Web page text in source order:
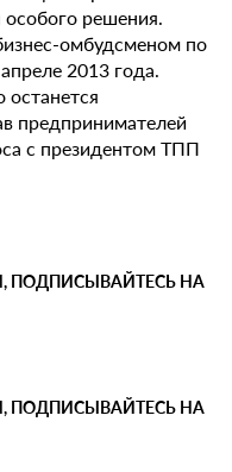
решения.
омбудсменом по
2013 года.
предпринимателей
с президентом ТПП
ПОДПИСЫВАЙТЕСЬ НА
ПОДПИСЫВАЙТЕСЬ НА